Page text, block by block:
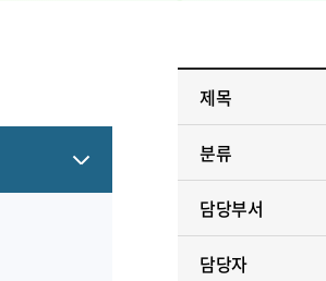
제목
분류
담당부서
담당자